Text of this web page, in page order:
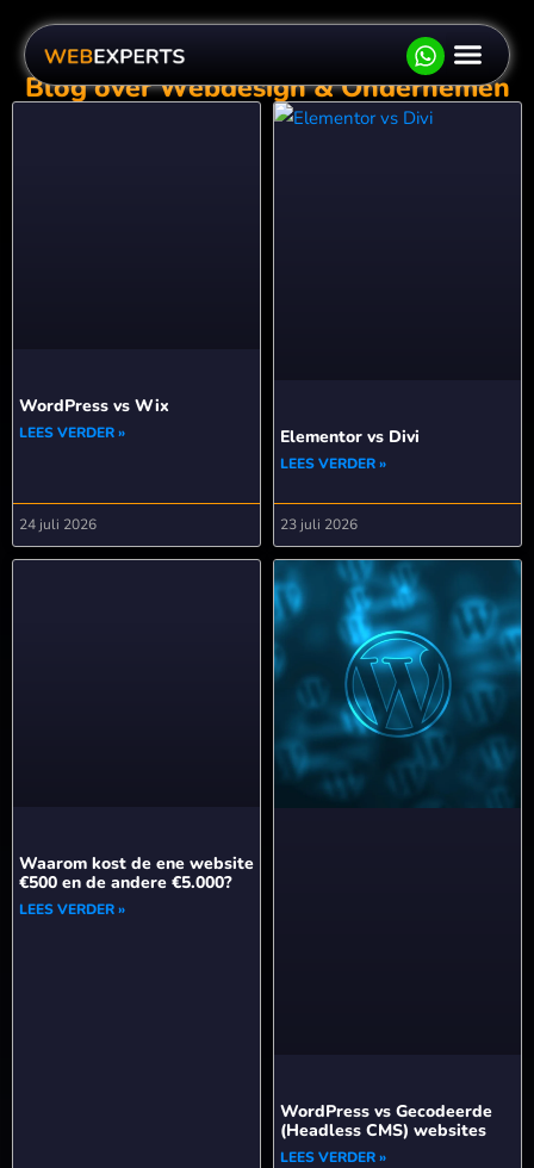
Blog over Webdesign & Ondernemen
WordPress vs Wix
LEES VERDER »
24 juli 2026
Elementor vs Divi
LEES VERDER »
23 juli 2026
Waarom kost de ene website
€500 en de andere €5.000?
LEES VERDER »
WordPress vs Gecodeerde
(Headless CMS) websites
LEES VERDER »